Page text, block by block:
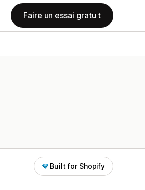
Faire un essai gratuit
Built for Shopify